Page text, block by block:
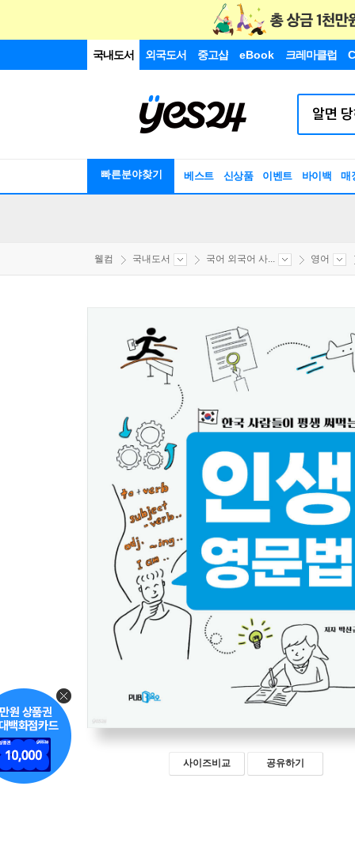
국내도서 외국도서 중고샵 eBook 크레마클럽
빠른분야찾기 베스트 신상품 이벤트 바이백 매
웰컴 국내도서 국어 외국어 사... 영어
사이즈비교 공유하기